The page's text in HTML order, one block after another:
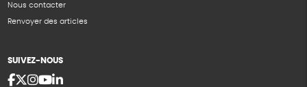
Nous contacter
Renvoyer des articles
SUIVEZ-NOUS